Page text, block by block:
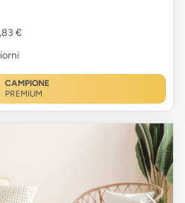
€
CAMPIONE
PREMIUM